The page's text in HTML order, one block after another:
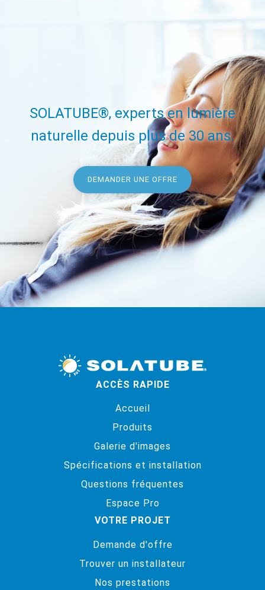
SOLATUBE®, experts en lumière
naturelle depuis plus de 30 ans.
DEMANDER UNE OFFRE
ACCÈS RAPIDE
Accueil
Produits
Galerie d'images
Spécifications et installation
Questions fréquentes
Espace Pro
VOTRE PROJET
Demande d'offre
Trouver un installateur
Nos prestations